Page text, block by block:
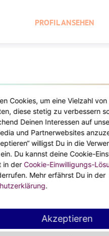
PROFIL ANSEHEN
Artikel könnten dir
Cookies, um eine Vielzahl
diese stetig zu verbessern
Deinen Interessen auf
und Partnerwebsites
willigst Du in die
Du kannst deine Cookie-
in der Cookie-Einwilligungs-
Mehr erfährst Du in der
.
Akzeptieren